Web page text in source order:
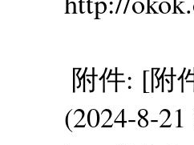
附件: [附
(2024-8-